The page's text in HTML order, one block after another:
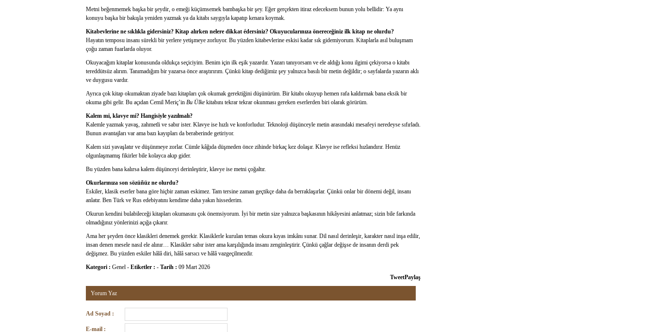
Metni beğenmemek başka bir şeydir, o emeği küçümsemek bambaşka bir şey. Eğer gerçekten itiraz edeceksem bunun yolu bellidir: Ya aynı
konuyu başka bir bakışla yeniden yazmak ya da kitabı saygıyla kapatıp kenara koymak.
Kitabevlerine ne sıklıkla gidersiniz? Kitap alırken nelere dikkat édersiniz? Okuyucularınıza önereceğiniz ilk kitap ne olurdu?
Hayatın temposu insanı sürekli bir yerlere yetişmeye zorluyor. Bu yüzden kitabevlerine eskisi kadar sık gidemiyorum. Kitaplarla asıl buluşmam
çoğu zaman fuarlarda oluyor.
Okuyacağım kitaplar konusunda oldukça seçiciyim. Benim için ilk eşik yazardır. Yazarı tanıyorsam ve ele aldığı konu ilgimi çekiyorsa o kitabı
tereddütsüz alırım. Tanımadığım bir yazarsa önce araştırırım. Çünkü kitap dediğimiz şey yalnızca basılı bir metin değildir; o sayfalarda yazarın aklı
ve duygusu vardır.
Ayrıca çok kitap okumaktan ziyade bazı kitapları çok okumak gerektiğini düşünürüm. Bir kitabı okuyup hemen rafa kaldırmak bana eksik bir
okuma gibi gelir. Bu açıdan Cemil Meriç’in Bu Ülke kitabını tekrar tekrar okunması gereken eserlerden biri olarak görürüm.
Kalem mi, klavye mi? Hangisiyle yazılmalı?
Kalemle yazmak yavaş, zahmetli ve sabır ister. Klavye ise hızlı ve konforludur. Teknoloji düşünceyle metin arasındaki mesafeyi neredeyse sıfırladı.
Bunun avantajları var ama bazı kayıpları da beraberinde getiriyor.
Kalem sizi yavaşlatır ve düşünmeye zorlar. Cümle kâğıda düşmeden önce zihinde birkaç kez dolaşır. Klavye ise refleksi hızlandırır. Henüz
olgunlaşmamış fikirler bile kolayca akıp gider.
Bu yüzden bana kalırsa kalem düşünceyi derinleştirir, klavye ise metni çoğaltır.
Okurlarınıza son sözüñüz ne olurdu?
Eskiler, klasik eserler bana göre hiçbir zaman eskimez. Tam tersine zaman geçtikçe daha da berraklaşırlar. Çünkü onlar bir dönemi değil, insanı
anlatır. Ben Türk ve Rus edebiyatını kendime daha yakın hissederim.
Okurun kendini bulabileceği kitapları okumasını çok önemsiyorum. İyi bir metin size yalnızca başkasının hikâyesini anlatmaz; sizin bile farkında
olmadığınız yönlerinizi açığa çıkarır.
Ama her şeyden önce klasikleri denemek gerekir. Klasiklerle kurulan temas okura kıyas imkânı sunar. Dil nasıl derinleşir, karakter nasıl inşa edilir,
insan denen mesele nasıl ele alınır… Klasikler sabır ister ama karşılığında insanı zenginleştirir. Çünkü çağlar değişse de insanın derdi pek
değişmez. Bu yüzden eskiler hâlâ diri, hâlâ sarsıcı ve hâlâ vazgeçilmezdir.
Kategori : Genel - Etiketler : - Tarih : 09 Mart 2026
Paylaş
Tweet
Yorum Yaz
Ad Soyad :
E-mail :